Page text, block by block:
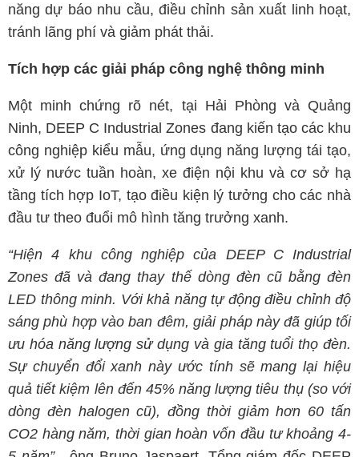
năng dự báo nhu cầu, điều chỉnh sản xuất linh hoạt,
tránh lãng phí và giảm phát thải.
Tích hợp các giải pháp công nghệ thông minh
Một minh chứng rõ nét, tại Hải Phòng và Quảng
Ninh, DEEP C Industrial Zones đang kiến tạo các khu
công nghiệp kiểu mẫu, ứng dụng năng lượng tái tạo,
xử lý nước tuần hoàn, xe điện nội khu và cơ sở hạ
tầng tích hợp IoT, tạo điều kiện lý tưởng cho các nhà
đầu tư theo đuổi mô hình tăng trưởng xanh.
“Hiện 4 khu công nghiệp của DEEP C Industrial
Zones đã và đang thay thế dòng đèn cũ bằng đèn
LED thông minh. Với khả năng tự động điều chỉnh độ
sáng phù hợp vào ban đêm, giải pháp này đã giúp tối
ưu hóa năng lượng sử dụng và gia tăng tuổi thọ đèn.
Sự chuyển đổi xanh này ước tính sẽ mang lại hiệu
quả tiết kiệm lên đến 45% năng lượng tiêu thụ (so với
dòng đèn halogen cũ), đồng thời giảm hơn 60 tấn
CO2 hàng năm, thời gian hoàn vốn đầu tư khoảng 4-